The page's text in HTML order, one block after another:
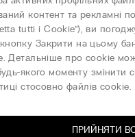
контент та рекламні
tutti i Cookie”), ви
Закрити на цьому
Детальніше про cookie
якого моменту змінити
стосовно файлів cookie.
ПРИЙНЯТИ